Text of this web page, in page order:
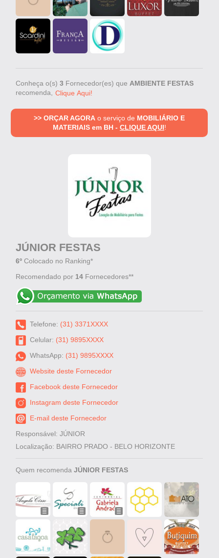
Conheça o(s)3 Fornecedor(es) queAMBIENTE FESTAS
recomenda, Clique Aqui!
>> ORÇAR AGORA o serviço de MOBILIÁRIO E
MATERIAIS em BH - CLIQUE AQUI!
JÚNIOR FESTAS
6º Colocado no Ranking*
Recomendado por 14 Fornecedores**
Telefone: (31) 3371XXXX
Celular: (31) 9895XXXX
WhatsApp: (31) 9895XXXX
Website deste Fornecedor
Facebook deste Fornecedor
Instagram deste Fornecedor
E-mail deste Fornecedor
Responsável: JÚNIOR
Localização: BAIRRO PRADO - BELO HORIZONTE
Quem recomendaJÚNIOR FESTAS